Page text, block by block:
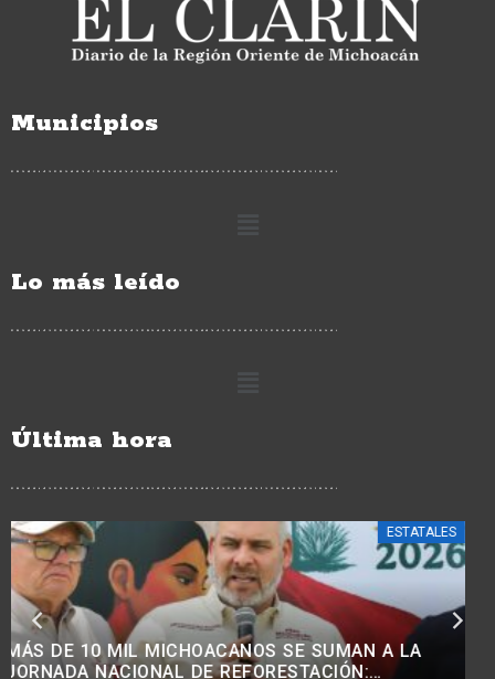
Municipios
Lo más leído
Última hora
ESTATALES
INTENSIFICAN TRABAJOS DE RECUPERACIÓN EN
EL LAGO DE CUITZEO CON MAQUINARIA